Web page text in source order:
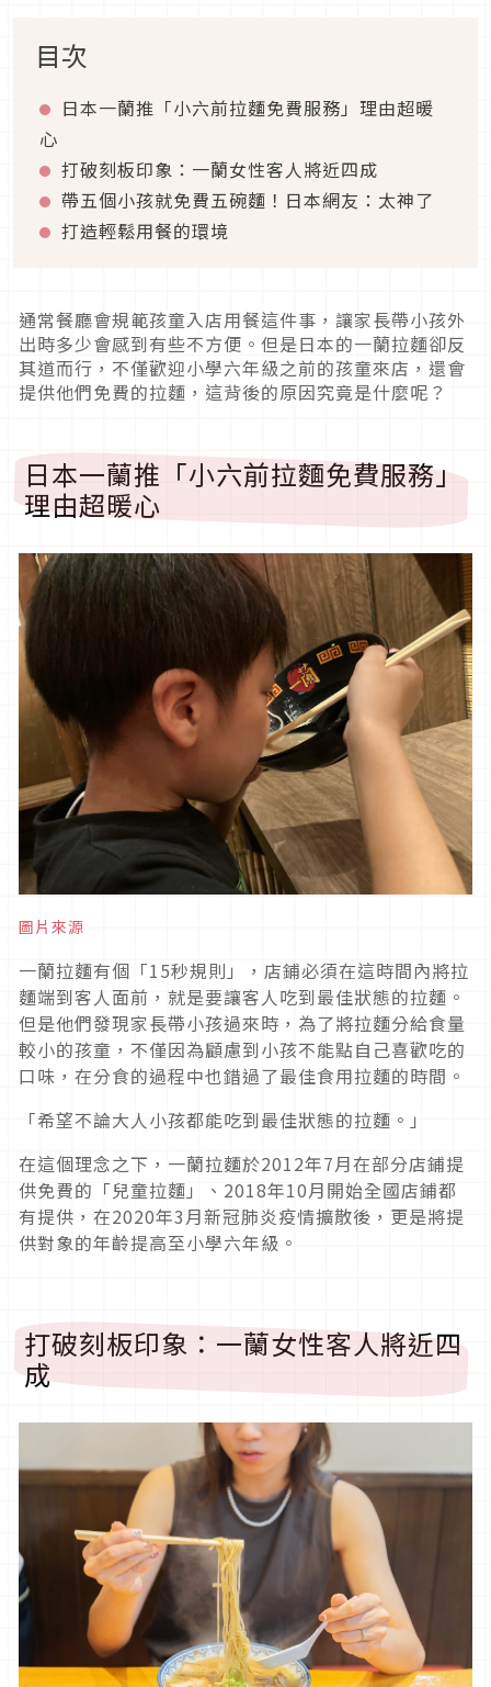
目次
日本一蘭推「小六前拉麵免費服務」理由超暖
心
打破刻板印象：一蘭女性客人將近四成
帶五個小孩就免費五碗麵！日本網友：太神了
打造輕鬆用餐的環境
通常餐廳會規範孩童入店用餐這件事，讓家長帶小孩外
出時多少會感到有些不方便。但是日本的一蘭拉麵卻反
其道而行，不僅歡迎小學六年級之前的孩童來店，還會
提供他們免費的拉麵，這背後的原因究竟是什麼呢？
日本一蘭推「小六前拉麵免費服務」
理由超暖心
圖片來源
一蘭拉麵有個「15秒規則」，店鋪必須在這時間內將拉
麵端到客人面前，就是要讓客人吃到最佳狀態的拉麵。
但是他們發現家長帶小孩過來時，為了將拉麵分給食量
較小的孩童，不僅因為顧慮到小孩不能點自己喜歡吃的
口味，在分食的過程中也錯過了最佳食用拉麵的時間。
「希望不論大人小孩都能吃到最佳狀態的拉麵。」
在這個理念之下，一蘭拉麵於2012年7月在部分店鋪提
供免費的「兒童拉麵」、2018年10月開始全國店鋪都
有提供，在2020年3月新冠肺炎疫情擴散後，更是將提
供對象的年齡提高至小學六年級。
打破刻板印象：一蘭女性客人將近四
成